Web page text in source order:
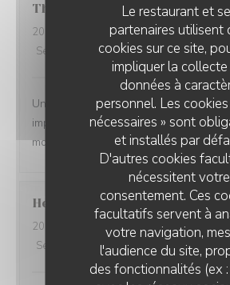
Le restaurant et
partenaires utilisent
cookies sur ce site,
impliquer la
données à
personnel. Les
nécessaires » sont
et installés par
D'autres cookies
nécessitent votre
consentement. Ces
facultatifs servent à
votre navigation,
l'audience du site,
des fonctionnalités (ex
Thomas
2026-08-07
- 12:15 - Couverts 8
Service
Ambiance :5/5 Cuisine: 5/5
Un cadre magnifique, de très bons
impeccable. Un très bon moment en
monde a apprécié ce qu'il a mangé.
Helene
2026-08-06
- 19:30 - Couverts 2
Service
Ambiance:5 /5 Cuisine : 5/5